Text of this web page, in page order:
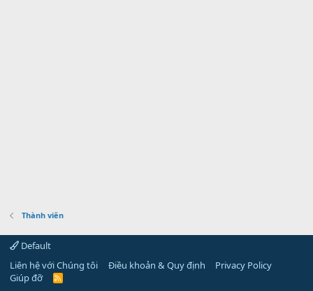
Thành viên
Default
Liên hệ với Chúng tôi
Điều khoản & Quy định
Privacy Policy
Giúp đỡ
R